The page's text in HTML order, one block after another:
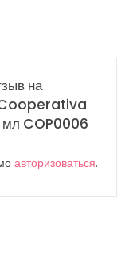
на
COP0006
авторизоваться.